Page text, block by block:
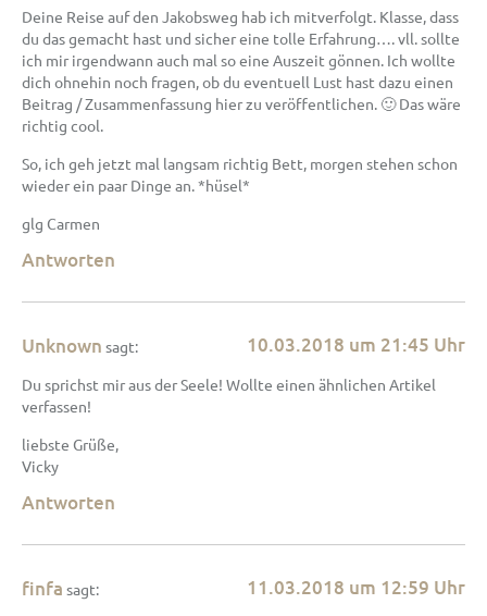
Deine Reise auf den Jakobsweg hab ich mitverfolgt. Klasse, dass
du das gemacht hast und sicher eine tolle Erfahrung…. vll. sollte
ich mir irgendwann auch mal so eine Auszeit gönnen. Ich wollte
dich ohnehin noch fragen, ob du eventuell Lust hast dazu einen
Beitrag / Zusammenfassung hier zu veröffentlichen. 🙂 Das wäre
richtig cool.
So, ich geh jetzt mal langsam richtig Bett, morgen stehen schon
wieder ein paar Dinge an. *hüsel*
glg Carmen
Antworten
Unknown sagt: 10.03.2018 um 21:45 Uhr
Du sprichst mir aus der Seele! Wollte einen ähnlichen Artikel
verfassen!
liebste Grüße,
Vicky
Antworten
finfa sagt: 11.03.2018 um 12:59 Uhr